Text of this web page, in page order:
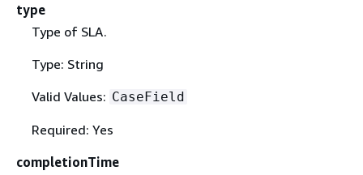
type
Type of SLA.
Type: String
Valid Values: CaseField
Required: Yes
completionTime